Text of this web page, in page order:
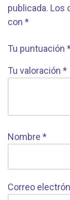
publicada. Los
con *
Tu puntuación
Tu valoración *
Nombre *
Correo